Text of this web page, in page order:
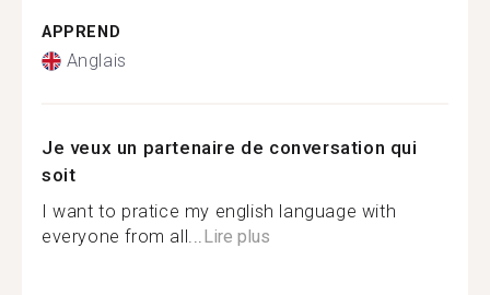
APPREND
Anglais
Je veux un partenaire de conversation qui
soit
I want to pratice my english language with
everyone from all...Lire plus